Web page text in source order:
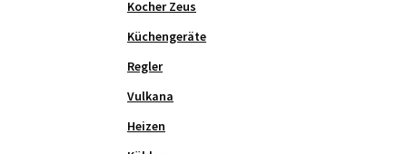
Kocher Zeus
Küchengeräte
Regler
Vulkana
Heizen